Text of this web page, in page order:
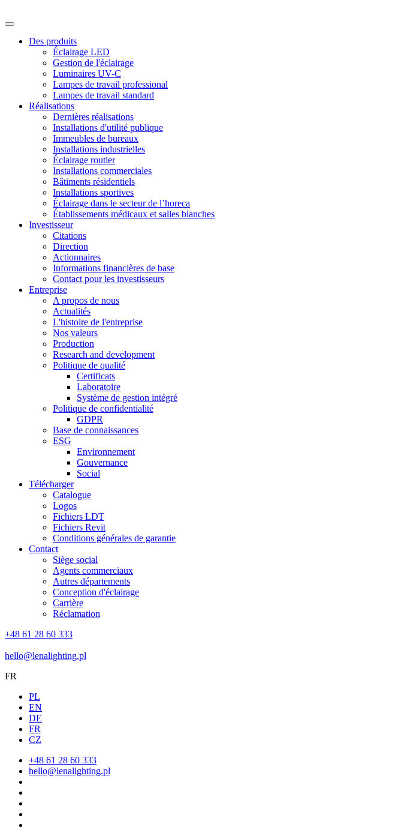
Des produits
Éclairage LED
Gestion de l'éclairage
Luminaires UV-C
Lampes de travail professional
Lampes de travail standard
Réalisations
Dernières réalisations
Installations d'utilité publique
Immeubles de bureaux
Installations industrielles
Éclairage routier
Installations commerciales
Bâtiments résidentiels
Installations sportives
Éclairage dans le secteur de l’horeca
Établissements médicaux et salles blanches
Investisseur
Citations
Direction
Actionnaires
Informations financières de base
Contact pour les investisseurs
Entreprise
A propos de nous
Actualités
L'histoire de l'entreprise
Nos valeurs
Production
Research and development
Politique de qualité
Certificats
Laboratoire
Système de gestion intégré
Politique de confidentialité
GDPR
Base de connaissances
ESG
Environnement
Gouvernance
Social
Télécharger
Catalogue
Logos
Fichiers LDT
Fichiers Revit
Conditions générales de garantie
Contact
Siège social
Agents commerciaux
Autres départements
Conception d'éclairage
Carrière
Réclamation
+48 61 28 60 333
hello@lenalighting.pl
FR
PL
EN
DE
FR
CZ
+48 61 28 60 333
hello@lenalighting.pl